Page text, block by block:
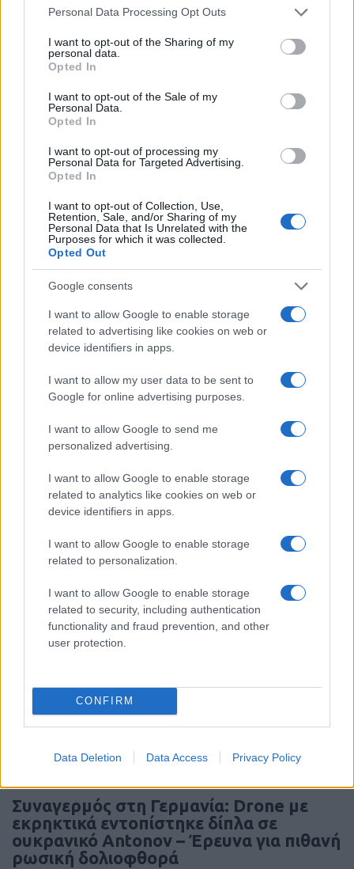
Please note that this website/app uses one or more Google
not limited to your visit or usage behaviour. You may click to
grant or deny consent to Google and its third-party tags to
use your data for below specified purposes in below Google
consent section.
Personal Data Processing Opt Outs
I want to opt-out of the Sharing of my
personal data.
Opted In
I want to opt-out of the Sale of my
Personal Data.
Opted In
I want to opt-out of processing my
Personal Data for Targeted Advertising.
Opted In
I want to opt-out of Collection, Use,
Retention, Sale, and/or Sharing of my
Personal Data that Is Unrelated with the
Purposes for which it was collected.
Opted Out
Google consents
I want to allow Google to enable storage
related to advertising like cookies on web or
device identifiers in apps.
I want to allow my user data to be sent to
Google for online advertising purposes.
I want to allow Google to send me
personalized advertising.
I want to allow Google to enable storage
related to analytics like cookies on web or
device identifiers in apps.
I want to allow Google to enable storage
related to personalization.
I want to allow Google to enable storage
related to security, including authentication
functionality and fraud prevention, and other
user protection.
CONFIRM
Data Deletion Data Access Privacy Policy
«Στη φόρα» για πρώτη φορά
βαλλιστικό πύραυλο JL-1 εν πτήσει –
Βίντεο
Νέο αεροδρόμιο Ηρακλείου: Τον
Νοέμβριο του 2028 η έναρξη
λειτουργίας
To νέο ελικόπτερο NH90 Standard 2:
Ψηφιακή εξέλιξη για τις ειδικές δυνάμεις
Υεμένη: Τουλάχιστον 30 νεκροί
Χούθι
όπλου αέρος-αέρος
Συναγερμός στη Γερμανία: Drone με
εκρηκτικά εντοπίστηκε δίπλα σε
ουκρανικό Antonov – Έρευνα για πιθανή
ρωσική δολιοφθορά